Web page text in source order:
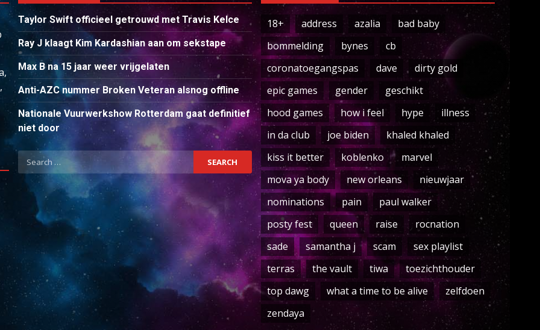
Taylor Swift officieel getrouwd met Travis Kelce
Ray J klaagt Kim Kardashian aan om sekstape
Max B na 15 jaar weer vrijgelaten
Anti-AZC nummer Broken Veteran alsnog offline
Nationale Vuurwerkshow Rotterdam gaat definitief
niet door
Search
for:
18+ address azalia
bad baby
bommelding
bynes
cb
coronatoegangspas
dave
dirty gold
epic games
gender
geschikt
hood games
how i feel hype
illness
in da club
joe biden
khaled khaled
kiss it better
koblenko
marvel
mova ya body
new orleans
nieuwjaar
nominations
pain
paul walker
posty fest
queen raise
rocnation
sade
samantha j scam
sex playlist
terras
the vault tiwa
toezichthouder
top dawg
what a time to be alive
zelfdoen
zendaya